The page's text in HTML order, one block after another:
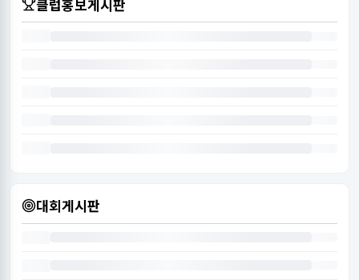
클럽홍보게시판
대회게시판